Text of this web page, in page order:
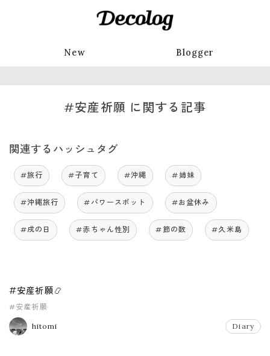
New Blogger
#安産祈願 に関する記事
関連するハッシュタグ
#旅行 #子育て #沖縄 #姉妹
#沖縄旅行 #パワースポット #お盆休み
#戌の日 #赤ちゃん性別 #節の数 #久米島
#安産祈願📿
#安産祈願
hitomi Diary